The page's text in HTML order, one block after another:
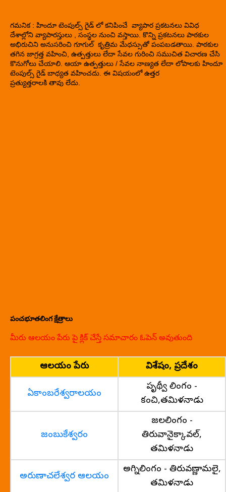
గమనిక : హిందూ టెంపుల్స్ గైడ్ లో కనిపించే వ్యాపార ప్రకటనలు వివిధ
దేశాల్లోని వ్యాపారస్తులు , సంస్థల నుంచి వస్తాయి. కొన్ని ప్రకటనలు పాఠకుల
అభిరుచిని అనుసరించి గూగుల్ కృత్రిమ మేధస్సుతో పంపబడతాయి. పాఠకుల
తగిన జాగ్రత్త వహించి, ఉత్పత్తులు లేదా సేవల గురించి సముచిత విచారణ చేసి
కొనుగోలు చేయాలి. ఆయా ఉత్పత్తులు / సేవల నాణ్యత లేదా లోపాలకు హిందూ
టెంపుల్స్ గైడ్ బాధ్యత వహించదు. ఈ విషయంలో ఉత్తర
ప్రత్యుత్తరాలకి తావు లేదు.
పంచభూతలింగ క్షేత్రాలు
మీరు ఆలయం పేరు పై క్లిక్ చేస్తే సమాచారం ఓపెన్ అవుతుంది
ఆలయం పేరు విశేషం, ప్రదేశం
ఏకాంబరేశ్వరాలయం
పృథ్వీ లింగం -
కంచి,తమిళనాడు
జంబుకేశ్వరం
జలలింగం -
తిరువానైక్కావల్,
తమిళనాడు
అరుణాచలేశ్వర ఆలయం
అగ్నిలింగం - తిరువణ్ణామలై,
తమిళనాడు